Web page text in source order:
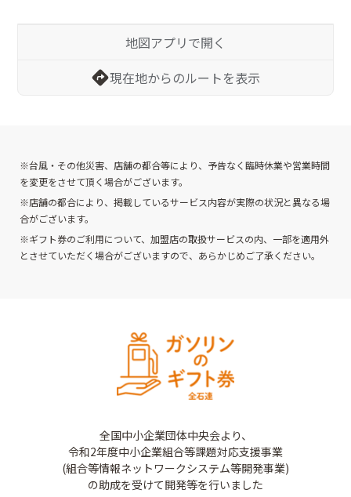
地図アプリで開く
現在地からのルートを表示
※台風・その他災害、店舗の都合等により、予告なく臨時休業や営業時間
を変更をさせて頂く場合がございます。
※店舗の都合により、掲載しているサービス内容が実際の状況と異なる場
合がございます。
※ギフト券のご利用について、加盟店の取扱サービスの内、一部を適用外
とさせていただく場合がございますので、あらかじめご了承ください。
全国中小企業団体中央会より、
令和2年度中小企業組合等課題対応支援事業
(組合等情報ネットワークシステム等開発事業)
の助成を受けて開発等を行いました